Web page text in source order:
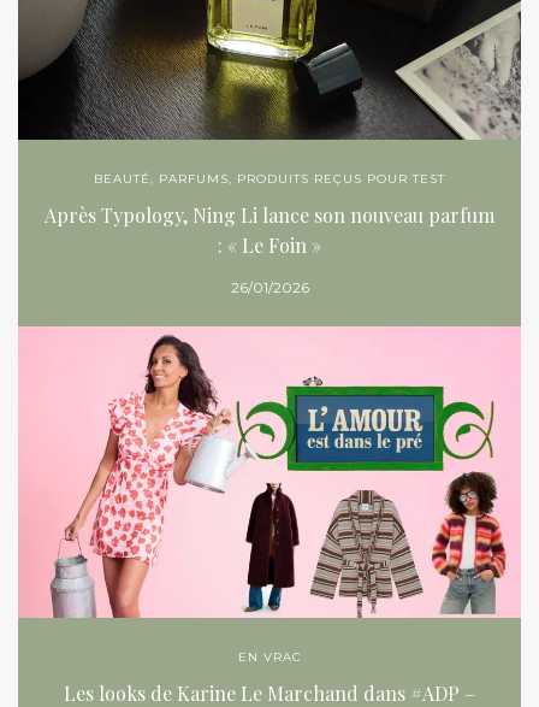
BEAUTÉ, PARFUMS, PRODUITS REÇUS POUR TEST
Après Typology, Ning Li lance son nouveau parfum
: « Le Foin »
26/01/2026
EN VRAC
Les looks de Karine Le Marchand dans #ADP –